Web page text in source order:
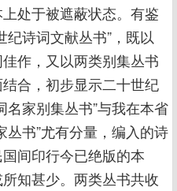
处于被遮蔽状态。有鉴
诗词文献丛书”，既以
作，又以两类别集丛书
合，初步显示二十世纪
名家别集丛书”与我在本省
丛书”尤有分量，编入的诗
间印行今已绝版的本
知甚少。两类丛书共收